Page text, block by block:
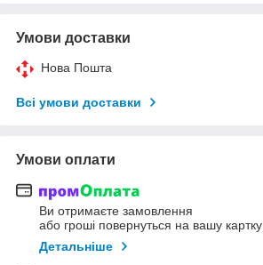
Умови доставки
Нова Пошта
Всі умови доставки
Умови оплати
Ви отримаєте замовлення
або гроші повернуться на вашу картку
Детальніше